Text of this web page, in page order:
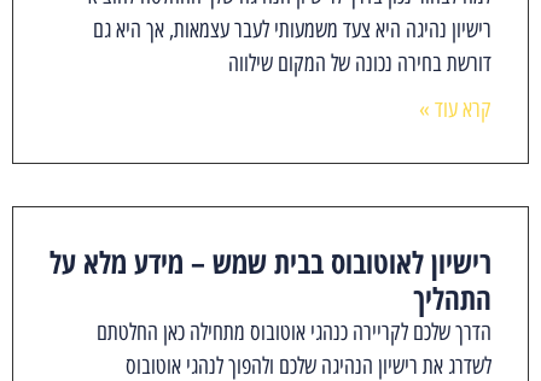
רישיון נהיגה היא צעד משמעותי לעבר עצמאות, אך היא גם
דורשת בחירה נכונה של המקום שילווה
קרא עוד »
רישיון לאוטובוס בבית שמש – מידע מלא על
התהליך
הדרך שלכם לקריירה כנהגי אוטובוס מתחילה כאן החלטתם
לשדרג את רישיון הנהיגה שלכם ולהפוך לנהגי אוטובוס